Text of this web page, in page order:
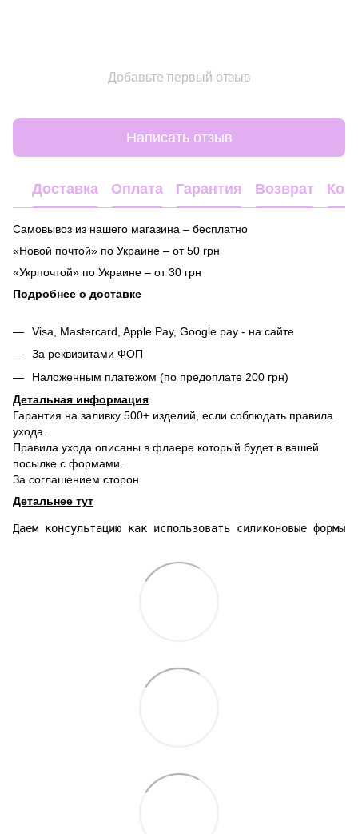
Добавьте первый отзыв
Написать отзыв
Доставка Оплата Гарантия Возврат
Самовывоз из нашего магазина – бесплатно
«Новой почтой» по Украине – от 50 грн
«Укрпочтой» по Украине – от 30 грн
Подробнее о доставке
Visa, Mastercard, Apple Pay, Google pay - на сайте
За реквизитами ФОП
Наложенным платежом (по предоплате 200 грн)
Детальная информация
Гарантия на заливку 500+ изделий, если соблюдать правила
ухода.
Правила ухода описаны в флаере который будет в вашей
посылке с формами.
За соглашением сторон
Детальнее тут
Даем консультацию как использовать силиконовые формы